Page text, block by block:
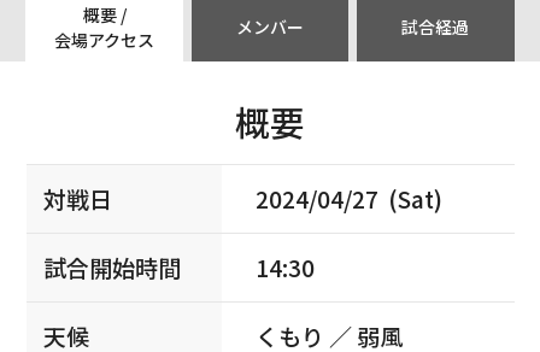
概要 /
会場アクセス
メンバー 試合経過
概要
対戦日 2024/04/27 (Sat)
試合開始時間 14:30
天候 くもり ／ 弱風